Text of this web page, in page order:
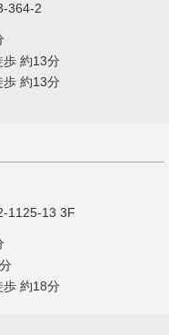
364-2
歩 約13分
歩 約13分
1125-13 3F
歩 約18分